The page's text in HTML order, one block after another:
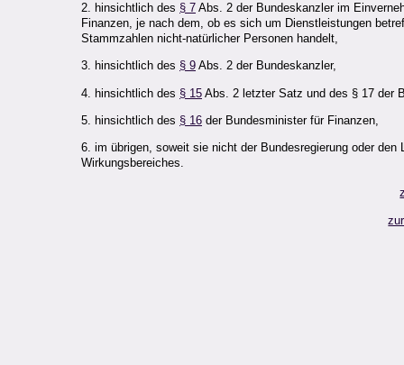
2. hinsichtlich des § 7 Abs. 2 der Bundeskanzler im
Finanzen, je nach dem, ob es sich um Dienstleistungen
Stammzahlen nicht-natürlicher Personen handelt,
3. hinsichtlich des § 9 Abs. 2 der Bundeskanzler,
4. hinsichtlich des § 15 Abs. 2 letzter Satz und des § 17 der
5. hinsichtlich des § 16 der Bundesminister für Finanzen,
6. im übrigen, soweit sie nicht der Bundesregierung oder
Wirkungsbereiches.